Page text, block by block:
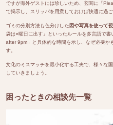
ですが海外ゲストには珍しいため、玄関に「
で掲示し、スリッパを用意しておけば快適に過ご
ゴミの分別方法も色分けした 図や写真を使って
袋は○曜日に出す」といったルールを多言語で
after 9pm」と具体的な時間を示し、なぜ必要か
す。
文化のミスマッチを最小化する工夫で、様々な
していきましょう。
困ったときの相談先一覧